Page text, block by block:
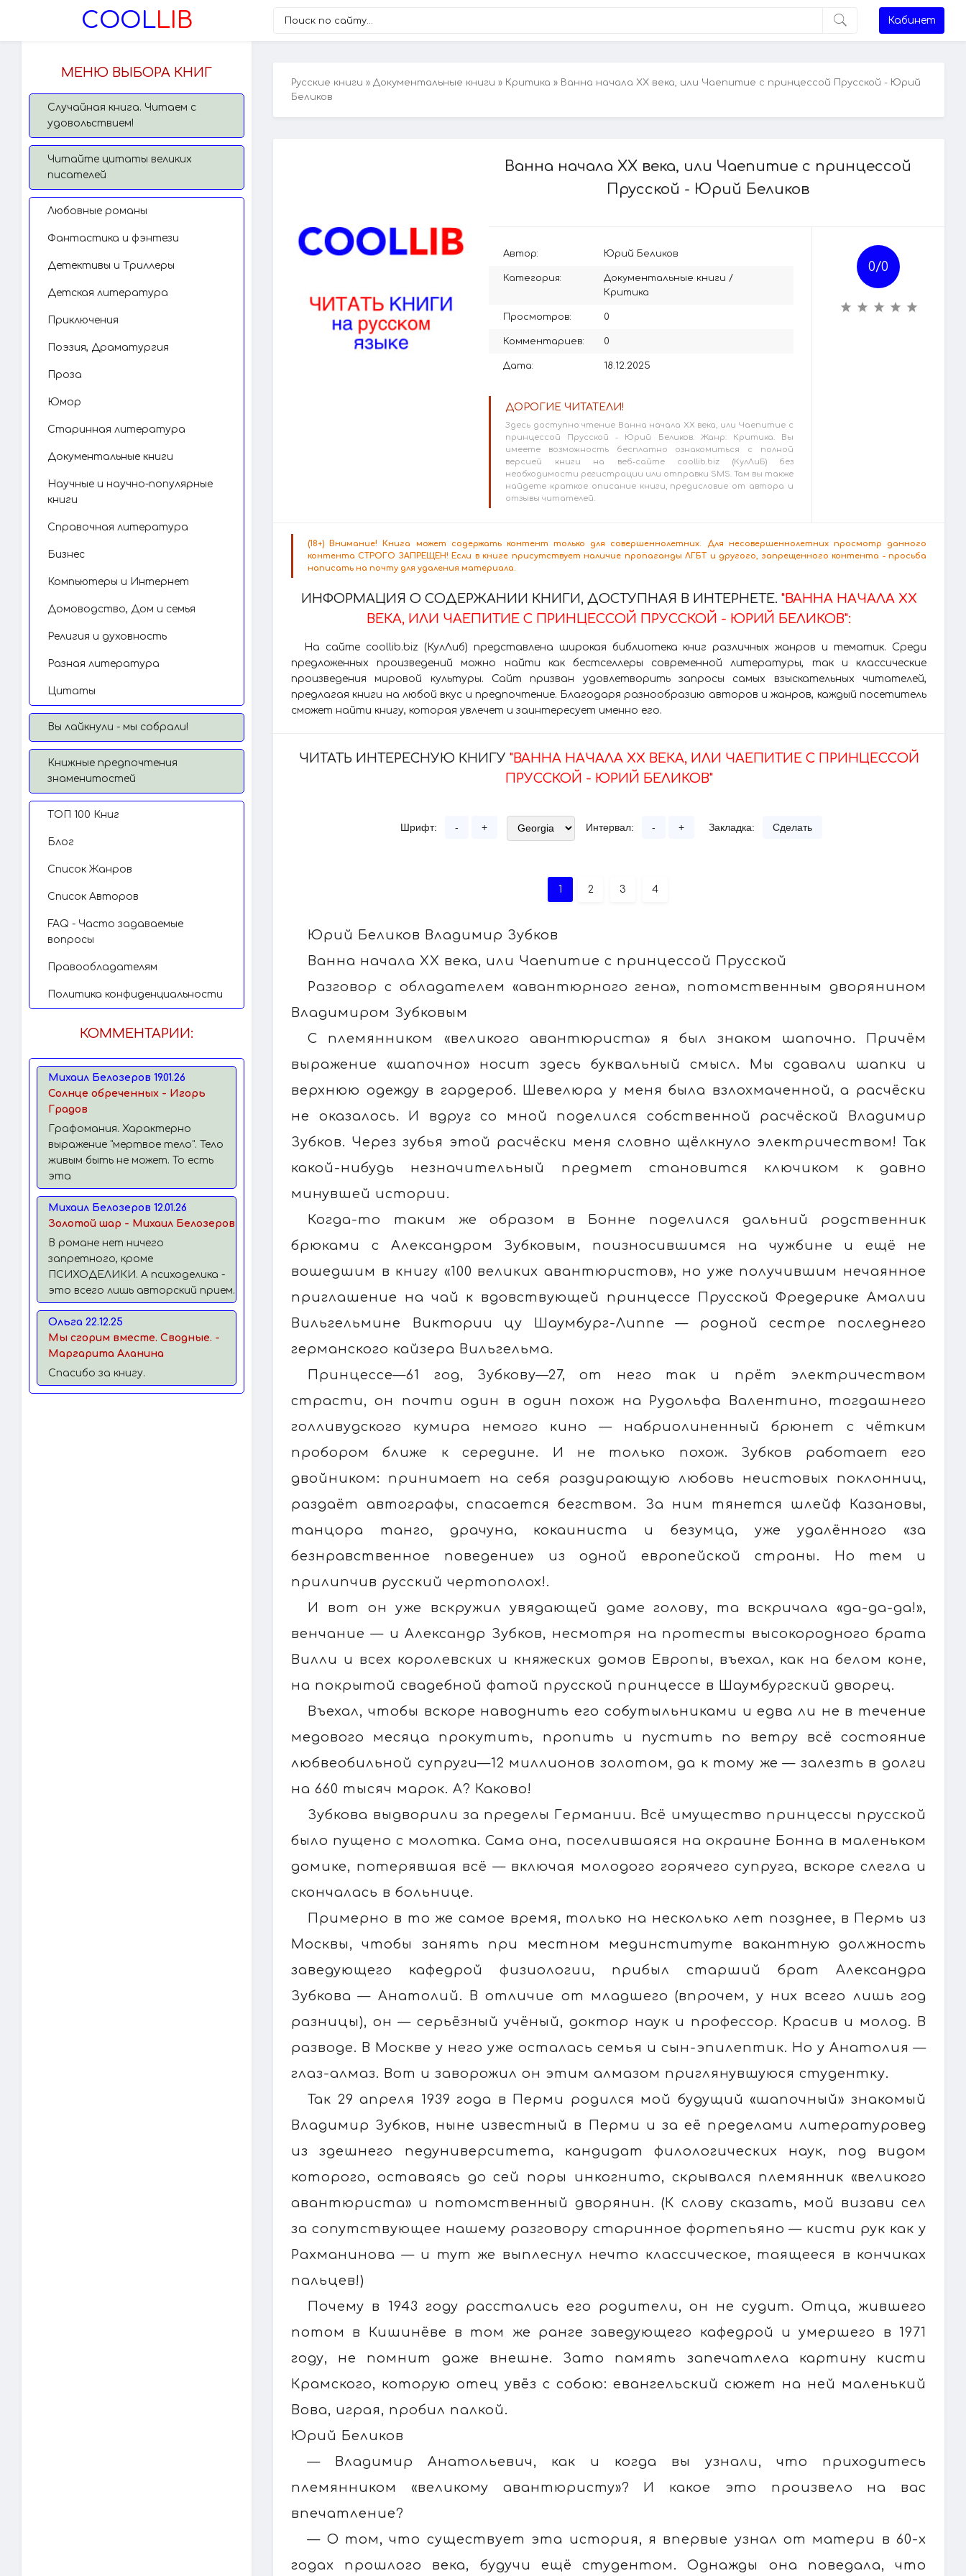
COOLLIB Кабинет
МЕНЮ ВЫБОРА КНИГ
Случайная книга. Читаем с
удовольствием!
Читайте цитаты великих
писателей
Любовные романы
Фантастика и фэнтези
Детективы и Триллеры
Детская литература
Приключения
Поэзия, Драматургия
Проза
Юмор
Старинная литература
Документальные книги
Научные и научно-популярные
книги
Справочная литература
Бизнес
Компьютеры и Интернет
Домоводство, Дом и семья
Религия и духовность
Разная литература
Цитаты
Вы лайкнули - мы собрали!
Книжные предпочтения
знаменитостей
TОП 100 Книг
Блог
Список Жанров
Список Авторов
FAQ - Часто задаваемые
вопросы
Правообладателям
Политика конфиденциальности
КОММЕНТАРИИ:
Михаил Белозеров 19.01.26
Солнце обреченных - Игорь
Градов
Графомания. Характерно
выражение "мертвое тело". Тело
живым быть не может. То есть
эта
Михаил Белозеров 12.01.26
Золотой шар - Михаил Белозеров
В романе нет ничего
запретного, кроме
ПСИХОДЕЛИКИ. А психоделика -
это всего лишь авторский прием.
Ольга 22.12.25
Мы сгорим вместе. Сводные. -
Маргарита Аланина
Спасибо за книгу.
Русские книги » Документальные книги » Критика » Ванна начала ХХ века, или Чаепитие с принцессой Прусской - Юрий
Беликов
Ванна начала ХХ века, или Чаепитие с принцессой
Прусской - Юрий Беликов
Автор: Юрий Беликов
Категория: Документальные книги /
Критика
Просмотров: 0
Комментариев: 0
Дата: 18.12.2025
ДОРОГИЕ ЧИТАТЕЛИ!
Здесь доступно чтение Ванна начала ХХ века, или Чаепитие с
принцессой Прусской - Юрий Беликов. Жанр: Критика. Вы
имеете возможность бесплатно ознакомиться с полной
версией книги на веб-сайте coollib.biz (КулЛиБ) без
необходимости регистрации или отправки SMS. Там вы также
найдете краткое описание книги, предисловие от автора и
отзывы читателей.
0/0
(18+) Внимание! Книга может содержать контент только для совершеннолетних. Для несовершеннолетних просмотр данного
контента СТРОГО ЗАПРЕЩЕН! Если в книге присутствует наличие пропаганды ЛГБТ и другого, запрещенного контента - просьба
написать на почту для удаления материала.
ИНФОРМАЦИЯ О СОДЕРЖАНИИ КНИГИ, ДОСТУПНАЯ В ИНТЕРНЕТЕ. "ВАННА НАЧАЛА ХХ
ВЕКА, ИЛИ ЧАЕПИТИЕ С ПРИНЦЕССОЙ ПРУССКОЙ - ЮРИЙ БЕЛИКОВ":
На сайте coollib.biz (КулЛиб) представлена широкая библиотека книг различных жанров и тематик. Среди
предложенных произведений можно найти как бестселлеры современной литературы, так и классические
произведения мировой культуры. Сайт призван удовлетворить запросы самых взыскательных читателей,
предлагая книги на любой вкус и предпочтение. Благодаря разнообразию авторов и жанров, каждый посетитель
сможет найти книгу, которая увлечет и заинтересует именно его.
ЧИТАТЬ ИНТЕРЕСНУЮ КНИГУ "ВАННА НАЧАЛА ХХ ВЕКА, ИЛИ ЧАЕПИТИЕ С ПРИНЦЕССОЙ
ПРУССКОЙ - ЮРИЙ БЕЛИКОВ"
Шрифт: - + Интервал: - + Закладка: Сделать
1 2 3 4
Юрий Беликов Владимир Зубков
Ванна начала ХХ века, или Чаепитие с принцессой Прусской
Разговор с обладателем «авантюрного гена», потомственным дворянином
Владимиром Зубковым
С племянником «великого авантюриста» я был знаком шапочно. Причём
выражение «шапочно» носит здесь буквальный смысл. Мы сдавали шапки и
верхнюю одежду в гардероб. Шевелюра у меня была взлохмаченной, а расчёски
не оказалось. И вдруг со мной поделился собственной расчёской Владимир
Зубков. Через зубья этой расчёски меня словно щёлкнуло электричеством! Так
какой-нибудь незначительный предмет становится ключиком к давно
минувшей истории.
Когда-то таким же образом в Бонне поделился дальний родственник
брюками с Александром Зубковым, поизносившимся на чужбине и ещё не
вошедшим в книгу «100 великих авантюристов», но уже получившим нечаянное
приглашение на чай к вдовствующей принцессе Прусской Фредерике Амалии
Вильгельмине Виктории цу Шаумбург-Липпе — родной сестре последнего
германского кайзера Вильгельма.
Принцессе—61 год, Зубкову—27, от него так и прёт электричеством
страсти, он почти один в один похож на Рудольфа Валентино, тогдашнего
голливудского кумира немого кино — набриолиненный брюнет с чётким
пробором ближе к середине. И не только похож. Зубков работает его
двойником: принимает на себя раздирающую любовь неистовых поклонниц,
раздаёт автографы, спасается бегством. За ним тянется шлейф Казановы,
танцора танго, драчуна, кокаиниста и безумца, уже удалённого «за
безнравственное поведение» из одной европейской страны. Но тем и
прилипчив русский чертополох!.
И вот он уже вскружил увядающей даме голову, та вскричала «да-да-да!»,
венчание — и Александр Зубков, несмотря на протесты высокородного брата
Вилли и всех королевских и княжеских домов Европы, въехал, как на белом коне,
на покрытой свадебной фатой прусской принцессе в Шаумбургский дворец.
Въехал, чтобы вскоре наводнить его собутыльниками и едва ли не в течение
медового месяца прокутить, пропить и пустить по ветру всё состояние
любвеобильной супруги—12 миллионов золотом, да к тому же — залезть в долги
на 660 тысяч марок. А? Каково!
Зубкова выдворили за пределы Германии. Всё имущество принцессы прусской
было пущено с молотка. Сама она, поселившаяся на окраине Бонна в маленьком
домике, потерявшая всё — включая молодого горячего супруга, вскоре слегла и
скончалась в больнице.
Примерно в то же самое время, только на несколько лет позднее, в Пермь из
Москвы, чтобы занять при местном мединституте вакантную должность
заведующего кафедрой физиологии, прибыл старший брат Александра
Зубкова — Анатолий. В отличие от младшего (впрочем, у них всего лишь год
разницы), он — серьёзный учёный, доктор наук и профессор. Красив и молод. В
разводе. В Москве у него уже осталась семья и сын-эпилептик. Но у Анатолия —
глаз-алмаз. Вот и заворожил он этим алмазом приглянувшуюся студентку.
Так 29 апреля 1939 года в Перми родился мой будущий «шапочный» знакомый
Владимир Зубков, ныне известный в Перми и за её пределами литературовед
из здешнего педуниверситета, кандидат филологических наук, под видом
которого, оставаясь до сей поры инкогнито, скрывался племянник «великого
авантюриста» и потомственный дворянин. (К слову сказать, мой визави сел
за сопутствующее нашему разговору старинное фортепьяно — кисти рук как у
Рахманинова — и тут же выплеснул нечто классическое, таящееся в кончиках
пальцев!)
Почему в 1943 году расстались его родители, он не судит. Отца, жившего
потом в Кишинёве в том же ранге заведующего кафедрой и умершего в 1971
году, не помнит даже внешне. Зато память запечатлела картину кисти
Крамского, которую отец увёз с собою: евангельский сюжет на ней маленький
Вова, играя, пробил палкой.
Юрий Беликов
— Владимир Анатольевич, как и когда вы узнали, что приходитесь
племянником «великому авантюристу»? И какое это произвело на вас
впечатление?
— О том, что существует эта история, я впервые узнал от матери в 60-х
годах прошлого века, будучи ещё студентом. Однажды она поведала, что